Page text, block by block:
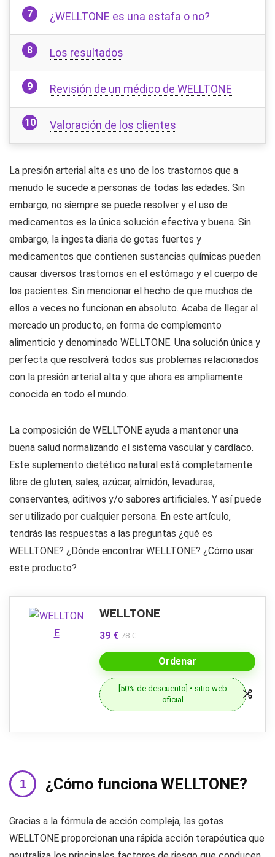
¿WELLTONE es una estafa o no?
Los resultados
Revisión de un médico de WELLTONE
Valoración de los clientes
La presión arterial alta es uno de los trastornos que a
menudo le sucede a personas de todas las edades. Sin
embargo, no siempre se puede resolver y el uso de
medicamentos es la única solución efectiva y buena. Sin
embargo, la ingesta diaria de gotas fuertes y
medicamentos que contienen sustancias químicas pueden
causar diversos trastornos en el estómago y el cuerpo de
los pacientes. Sin mencionar el hecho de que muchos de
ellos a veces no funcionan en absoluto. Acaba de llegar al
mercado un producto, en forma de complemento
alimenticio y denominado WELLTONE. Una solución única y
perfecta que resolverá todos sus problemas relacionados
con la presión arterial alta y que ahora es ampliamente
conocida en todo el mundo.
La composición de WELLTONE ayuda a mantener una
buena salud normalizando el sistema vascular y cardíaco.
Este suplemento dietético natural está completamente
libre de gluten, sales, azúcar, almidón, levaduras,
conservantes, aditivos y/o sabores artificiales. Y así puede
ser utilizado por cualquier persona. En este artículo,
tendrás las respuestas a las preguntas ¿qué es
WELLTONE? ¿Dónde encontrar WELLTONE? ¿Cómo usar
este producto?
WELLTONE
39 € 78 €
Ordenar
[50% de descuento] • sitio web
oficial
¿Cómo funciona WELLTONE?
Gracias a la fórmula de acción compleja, las gotas
WELLTONE proporcionan una rápida acción terapéutica que